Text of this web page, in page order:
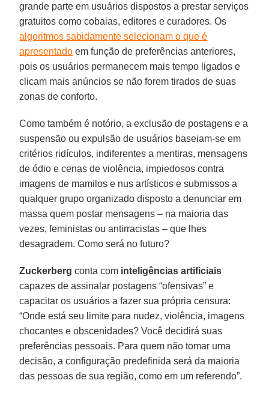
grande parte em usuários dispostos a prestar serviços
gratuitos como cobaias, editores e curadores. Os
algoritmos sabidamente selecionam o que é
apresentado em função de preferências anteriores,
pois os usuários permanecem mais tempo ligados e
clicam mais anúncios se não forem tirados de suas
zonas de conforto.
Como também é notório, a exclusão de postagens e a
suspensão ou expulsão de usuários baseiam-se em
critérios ridículos, indiferentes a mentiras, mensagens
de ódio e cenas de violência, impiedosos contra
imagens de mamilos e nus artísticos e submissos a
qualquer grupo organizado disposto a denunciar em
massa quem postar mensagens – na maioria das
vezes, feministas ou antirracistas – que lhes
desagradem. Como será no futuro?
Zuckerberg conta com inteligências artificiais
capazes de assinalar postagens “ofensivas” e
capacitar os usuários a fazer sua própria censura:
“Onde está seu limite para nudez, violência, imagens
chocantes e obscenidades? Você decidirá suas
preferências pessoais. Para quem não tomar uma
decisão, a configuração predefinida será da maioria
das pessoas de sua região, como em um referendo”.